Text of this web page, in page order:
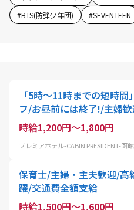
#BTS(防弾少年団) #SEVENTEEN
「5時〜11時までの短時
フ/お昼前には終了!/主婦
時給1,200円～1,800円
プレミアホテル-CABIN PRESIDENT-函館
保育士/主婦・主夫歓迎/高
躍/交通費全額支給
時給1,500円～1,600円